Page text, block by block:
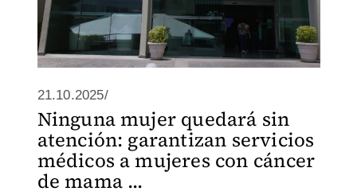
21.10.2025/
Ninguna mujer quedará sin
atención: garantizan servicios
médicos a mujeres con cáncer
de mama ...